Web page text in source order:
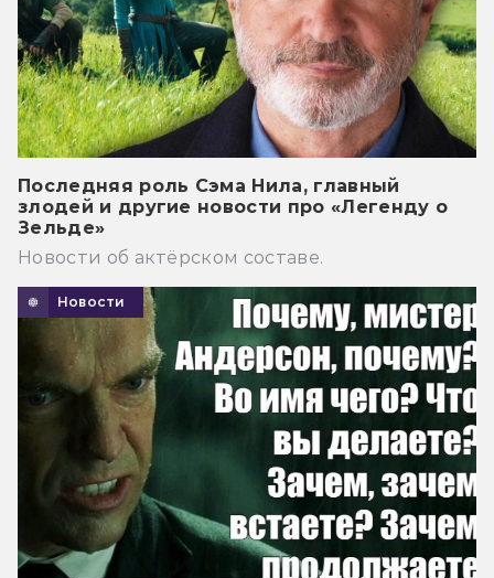
Последняя роль Сэма Нила, главный
злодей и другие новости про «Легенду о
Зельде»
Новости об актёрском составе.
Новости